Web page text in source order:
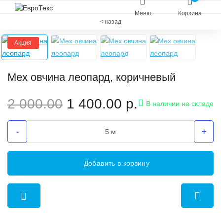
Меню
Корзина
< назад
Акция
Мех овчина леопард, коричневый
2 000.00 1 400.00 р. В наличии на складе
- +
Добавить в корзину